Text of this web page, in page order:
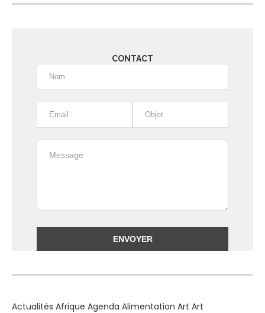
CONTACT
Actualités Afrique Agenda Alimentation Art Art